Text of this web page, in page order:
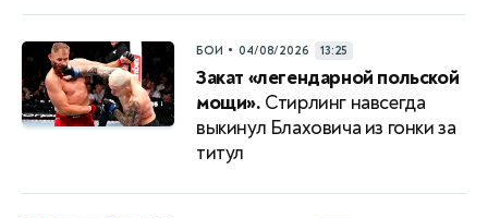
БОИ • 04/08/2026 13:25
Закат «легендарной польской
мощи». Стирлинг навсегда
выкинул Блаховича из гонки за
титул